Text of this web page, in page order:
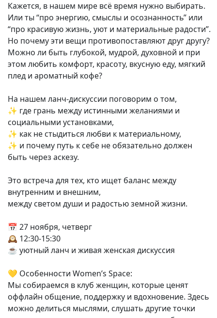
Кажется, в нашем мире всё время нужно выбирать.
Или ты “про энергию, смыслы и осознанность” или
“про красивую жизнь, уют и материальные радости”.
Но почему эти вещи противопоставляют друг другу?
Можно ли быть глубокой, мудрой, духовной и при
этом любить комфорт, красоту, вкусную еду, мягкий
плед и ароматный кофе?
На нашем ланч-дискуссии поговорим о том,
✨ где грань между истинными желаниями и
социальными установками,
✨ как не стыдиться любви к материальному,
✨ и почему путь к себе не обязательно должен
быть через аскезу.
Это встреча для тех, кто ищет баланс между
внутренним и внешним,
между светом души и радостью земной жизни.
📅 27 ноября, четверг
🕰 12:30-15:30
☕ уютный ланч и живая женская дискуссия
💛 Особенности Women’s Space:
Мы собираемся в клуб женщин, которые ценят
оффлайн общение, поддержку и вдохновение. Здесь
можно делиться мыслями, слушать другие точки